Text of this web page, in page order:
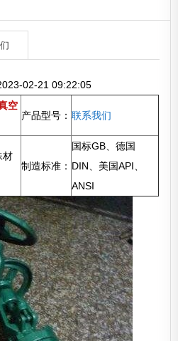
02-21 09:22:05
空
产品型号： 联系我们
材
制造标准：
国标GB、德国
DIN、美国API、
ANSI